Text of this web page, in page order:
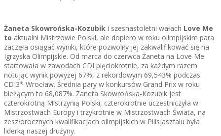
Żaneta Skowrońska-Kozubik i szesnastoletni wałach Love Me
to aktualni Mistrzowie Polski, ale dopiero w roku olimpijskim para
zaczęła osiągać wyniki, które pozwoliły jej zakwalifikować się na
Igrzyska Olimpijskie. Od marca do czerwca Żaneta na Love Me
startowała w zawodach CDI pięciokrotnie, za każdym razem
notując wynik powyżej 67%, z rekordowym 69,543% podczas
CDI3* Wrocław. Średnia pary w konkursów Grand Prix w roku
bieżącym to 68,087%. Żaneta Skowrońska-Kozubik jest
czterokrotną Mistrzynią Polski, czterokrotnie uczestniczyła w
Mistrzostwach Europy i trzykrotnie w Mistrzostwach Świata, na
zeszłorocznych kwalifikacjach olimpijskich w Pilisjaszfalu była
liderką naszej drużyny.